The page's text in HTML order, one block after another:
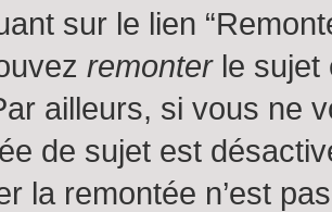
sur le lien
remonterle sujet
ailleurs, si vous ne
de sujet est
la remontée n’est